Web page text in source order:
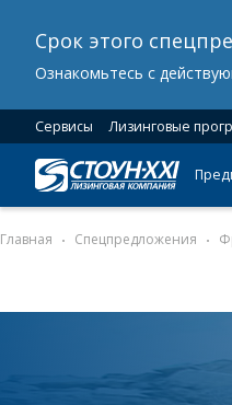
Срок этого
Ознакомьтесь с
Сервисы Лизинговые
Главная Спецпредложения